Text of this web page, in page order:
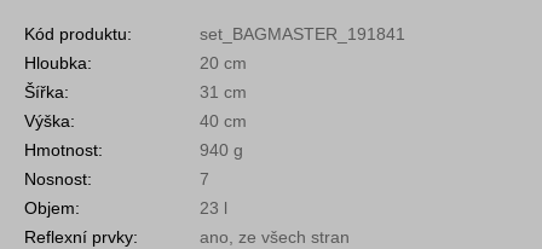
Kód produktu:
set_BAGMASTER_191841
Hloubka:
20 cm
Šířka:
31 cm
Výška:
40 cm
Hmotnost:
940 g
Nosnost:
7
Objem:
23 l
Reflexní prvky:
ano, ze všech stran